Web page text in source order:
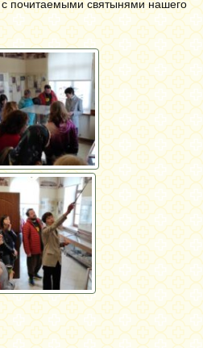
с почитаемыми святынями нашего